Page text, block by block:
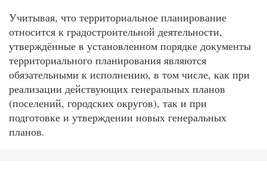
Учитывая, что территориальное планирование
относится к градостроительной деятельности,
утверждённые в установленном порядке документы
территориального планирования являются
обязательными к исполнению, в том числе, как при
реализации действующих генеральных планов
(поселений, городских округов), так и при
подготовке и утверждении новых генеральных
планов.